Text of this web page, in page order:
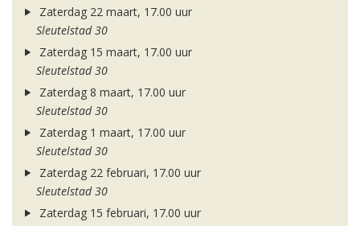
Zaterdag 22 maart, 17.00 uur
Sleutelstad 30
Zaterdag 15 maart, 17.00 uur
Sleutelstad 30
Zaterdag 8 maart, 17.00 uur
Sleutelstad 30
Zaterdag 1 maart, 17.00 uur
Sleutelstad 30
Zaterdag 22 februari, 17.00 uur
Sleutelstad 30
Zaterdag 15 februari, 17.00 uur